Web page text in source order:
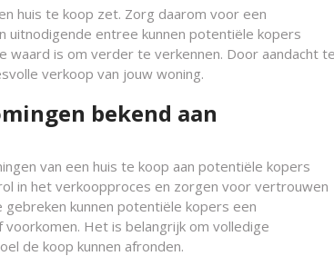
huis te koop zet. Zorg daarom voor een
uitnodigende entree kunnen potentiële kopers
is om verder te verkennen. Door aandacht te
verkoop van jouw woning.
bekend aan
van een huis te koop aan potentiële kopers
in het verkoopproces en zorgen voor vertrouwen
kunnen potentiële kopers een
Het is belangrijk om volledige
de koop kunnen afronden.